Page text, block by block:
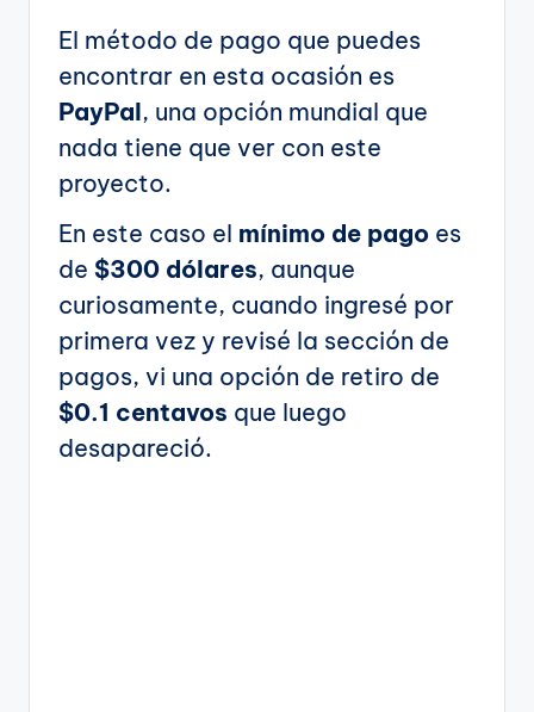
El método de pago que puedes
encontrar en esta ocasión es
PayPal, una opción mundial que
nada tiene que ver con este
proyecto.
En este caso el mínimo de pago es
de $300 dólares, aunque
curiosamente, cuando ingresé por
primera vez y revisé la sección de
pagos, vi una opción de retiro de
$0.1 centavos que luego
desapareció.